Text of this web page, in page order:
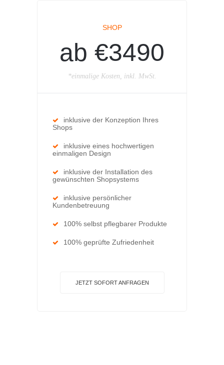
SHOP
ab €3490
*einmalige Kosten, inkl. MwSt.
inklusive der Konzeption Ihres
Shops
inklusive eines hochwertigen
einmaligen Design
inklusive der Installation des
gewünschten Shopsystems
inklusive persönlicher
Kundenbetreuung
100% selbst pflegbarer Produkte
100% geprüfte Zufriedenheit
JETZT SOFORT ANFRAGEN